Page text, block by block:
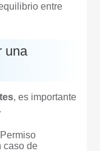
entre
una
, es importante
caso de